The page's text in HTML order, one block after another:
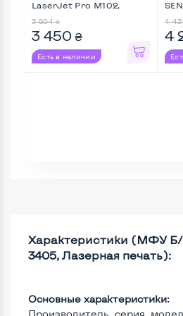
LaserJet Pro M102,
3 594 ₴
3 450 ₴
Есть в наличии
4
4
Характеристики (МФУ Б/
3405, Лазерная печать):
Основные характеристики:
Производитель, серия,